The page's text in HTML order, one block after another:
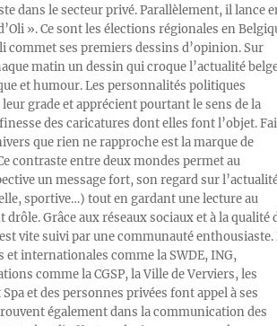
dans le secteur privé. Parallèlement, il lance
». Ce sont les élections régionales en
commet ses premiers dessins d’opinion. Sur
matin un dessin qui croque l’actualité
et humour. Les personnalités politiques
grade et apprécient pourtant le sens de la
des caricatures dont elles font l’objet.
que rien ne rapproche est la marque de
contraste entre deux mondes permet au
un message fort, son regard sur
sportive…) tout en gardant une lecture au
Grâce aux réseaux sociaux et à la qualité
vite suivi par une communauté enthousiaste.
internationales comme la SWDE, ING,
comme la CGSP, la Ville de Verviers, les
et des personnes privées font appel à ses
également dans la communication des